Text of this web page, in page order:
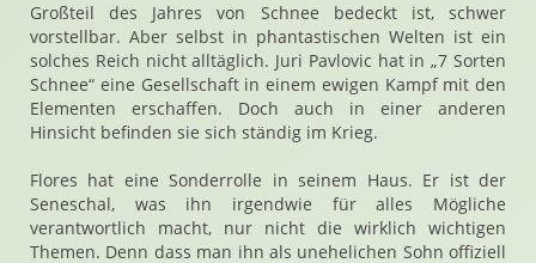
Großteil des Jahres von Schnee bedeckt ist, schwer
vorstellbar. Aber selbst in phantastischen Welten ist ein
solches Reich nicht alltäglich. Juri Pavlovic hat in „7 Sorten
Schnee“ eine Gesellschaft in einem ewigen Kampf mit den
Elementen erschaffen. Doch auch in einer anderen
Hinsicht befinden sie sich ständig im Krieg.
Flores hat eine Sonderrolle in seinem Haus. Er ist der
Seneschal, was ihn irgendwie für alles Mögliche
verantwortlich macht, nur nicht die wirklich wichtigen
Themen. Denn dass man ihn als unehelichen Sohn offiziell